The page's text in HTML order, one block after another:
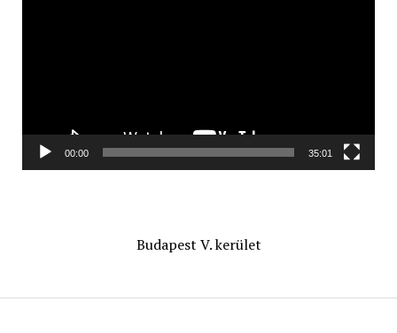
00:00 35:01
Budapest V. kerület